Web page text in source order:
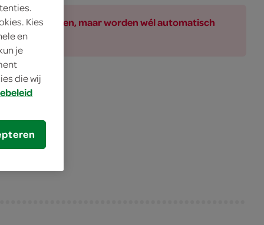
de producten, maar worden wél automatisch
Kies
en
je
die wij